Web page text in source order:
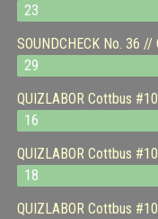
23
SOUNDCHECK No. 36
29
QUIZLABOR Cottbus
16
QUIZLABOR Cottbus
18
QUIZLABOR Cottbus